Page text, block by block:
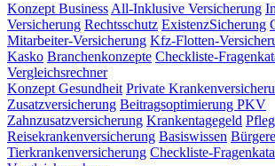
Konzept Business All-Inklusive Versicherung
Versicherung Rechtsschutz ExistenzSicherung
Mitarbeiter-Versicherung Kfz-Flotten-
Kasko Branchenkonzepte Checkliste-
Vergleichsrechner
Konzept Gesundheit Private
Zusatzversicherung Beitragsoptimierung PKV
Zahnzusatzversicherung Krankentagegeld
Reisekrankenversicherung Basiswissen
Tierkrankenversicherung Checkliste-